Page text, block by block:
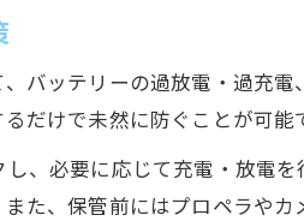
バッテリーの過放電・過充
だけで未然に防ぐことが可能
、必要に応じて充電・放電
た、保管前にはプロペラや